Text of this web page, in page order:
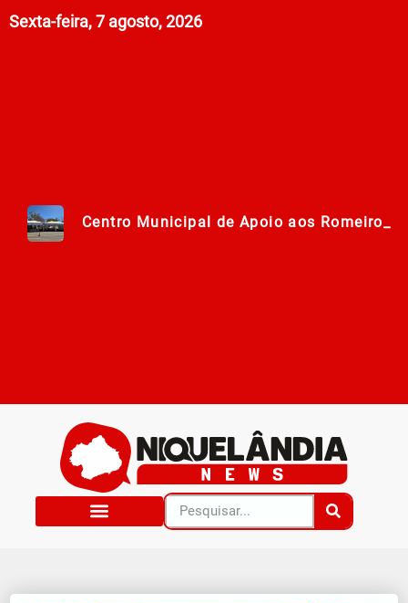
Sexta-feira, 7 agosto, 2026
Centro Municipal de Apoio aos Romeiros
Polícia Militar de Goiás comemora 168
Campanha Nacional de Multivacinação já
Prefeitura em Ação: Mutirão de ações